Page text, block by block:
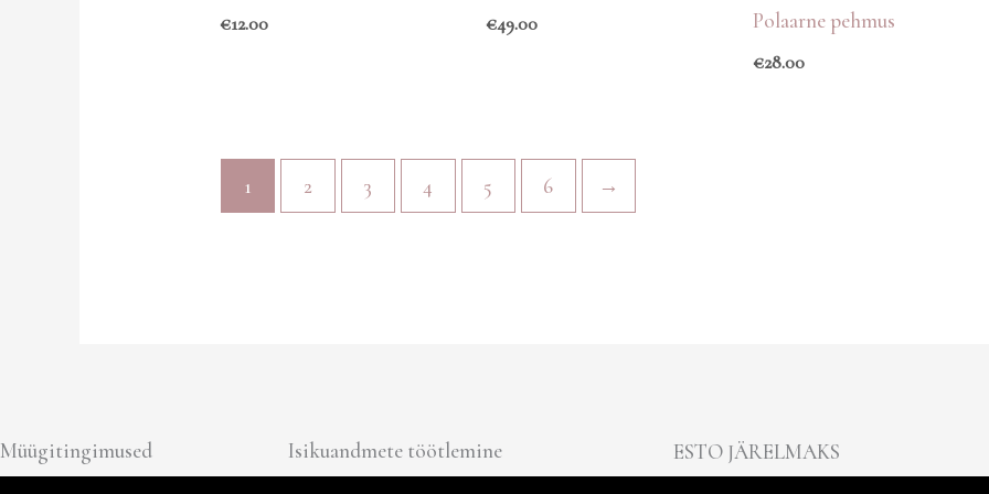
€12.00 €49.00
Polaarne pehmus
€28.00
1 2 3 4 5 6 →
Müügitingimused Isikuandmete töötlemine ESTO JÄRELMAKS